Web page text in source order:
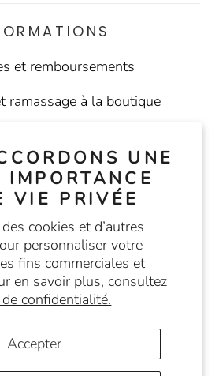
UNE
IMPORTANCE
VIE PRIVÉE
cookies et d’autres
personnaliser votre
fins commerciales et
en savoir plus, consultez
confidentialité.
Accepter
et remboursements
ramassage à la boutique
de confidentialité
NOUS